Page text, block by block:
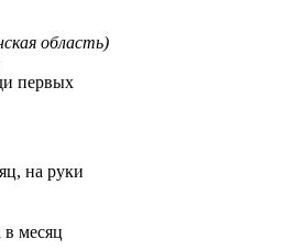
область)
первых
на руки
месяц